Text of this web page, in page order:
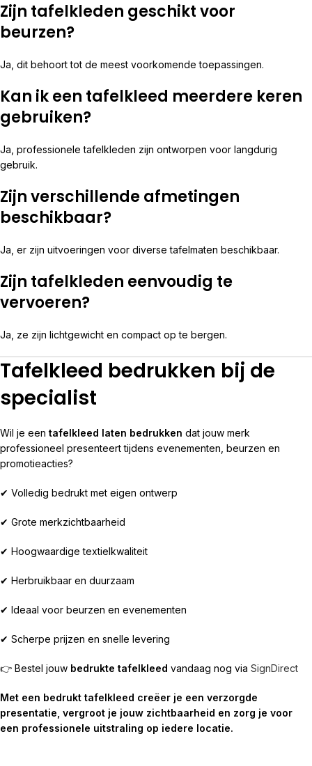
Zijn tafelkleden geschikt voor
beurzen?
Ja, dit behoort tot de meest voorkomende toepassingen.
Kan ik een tafelkleed meerdere keren
gebruiken?
Ja, professionele tafelkleden zijn ontworpen voor langdurig
gebruik.
Zijn verschillende afmetingen
beschikbaar?
Ja, er zijn uitvoeringen voor diverse tafelmaten beschikbaar.
Zijn tafelkleden eenvoudig te
vervoeren?
Ja, ze zijn lichtgewicht en compact op te bergen.
Tafelkleed bedrukken bij de
specialist
Wil je een tafelkleed laten bedrukken dat jouw merk
professioneel presenteert tijdens evenementen, beurzen en
promotieacties?
✔ Volledig bedrukt met eigen ontwerp
✔ Grote merkzichtbaarheid
✔ Hoogwaardige textielkwaliteit
✔ Herbruikbaar en duurzaam
✔ Ideaal voor beurzen en evenementen
✔ Scherpe prijzen en snelle levering
👉 Bestel jouw bedrukte tafelkleed vandaag nog via SignDirect
Met een bedrukt tafelkleed creëer je een verzorgde
presentatie, vergroot je jouw zichtbaarheid en zorg je voor
een professionele uitstraling op iedere locatie.